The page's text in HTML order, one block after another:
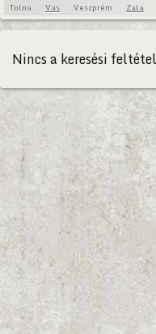
Tolna
Vas Veszprém Zala
Nincs a keresési